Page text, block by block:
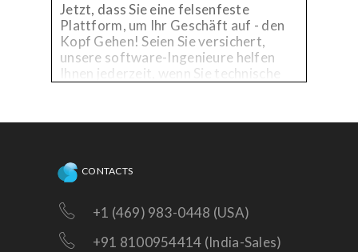
Jetzt, dass Sie eine felsenfeste
Plattform, um Ihr Geschäft auf - den
Kopf Gehen! Seien Sie versichert,
unsere software-Ingenieure helfen
Ihnen jederzeit, wenn Sie technische
Verbesserungen!
CONTACTS
+1 (469) 983-0448 (USA)
+91 8100954414 (India-Sales)